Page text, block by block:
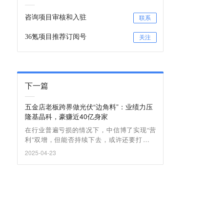
咨询项目审核和入驻 联系
36氪项目推荐订阅号 关注
下一篇
五金店老板跨界做光伏“边角料”：业绩力压
隆基晶科，豪赚近40亿身家
在行业普遍亏损的情况下，中信博了实现“营
利”双增，但能否持续下去，或许还要打个问
号。
2025-04-23